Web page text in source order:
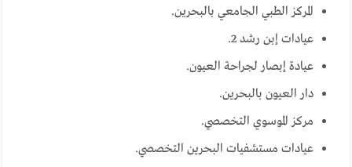
المركز الطبي الجامعي بالبحرين.
عيادات إبن رشد 2.
عيادة إبصار لجراحة العيون.
دار العيون بالبحرين.
مركز الموسوي التخصصي.
عيادات مستشفيات البحرين التخصصي.